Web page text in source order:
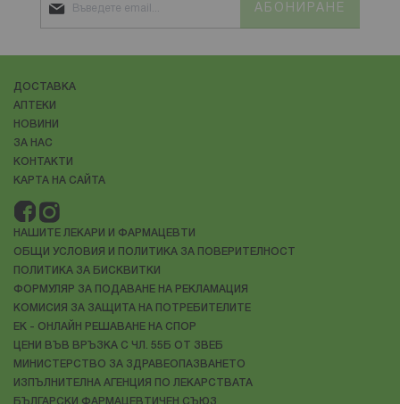
АБОНИРАНЕ
ДОСТАВКА
АПТЕКИ
НОВИНИ
ЗА НАС
КОНТАКТИ
КАРТА НА САЙТА
НАШИТЕ ЛЕКАРИ И ФАРМАЦЕВТИ
ОБЩИ УСЛОВИЯ И ПОЛИТИКА ЗА ПОВЕРИТЕЛНОСТ
ПОЛИТИКА ЗА БИСКВИТКИ
ФОРМУЛЯР ЗА ПОДАВАНЕ НА РЕКЛАМАЦИЯ
КОМИСИЯ ЗА ЗАЩИТА НА ПОТРЕБИТЕЛИТЕ
ЕК - ОНЛАЙН РЕШАВАНЕ НА СПОР
ЦЕНИ ВЪВ ВРЪЗКА С ЧЛ. 55Б ОТ ЗВЕБ
МИНИСТЕРСТВО ЗА ЗДРАВЕОПАЗВАНЕТО
ИЗПЪЛНИТЕЛНА АГЕНЦИЯ ПО ЛЕКАРСТВАТА
БЪЛГАРСКИ ФАРМАЦЕВТИЧЕН СЪЮЗ